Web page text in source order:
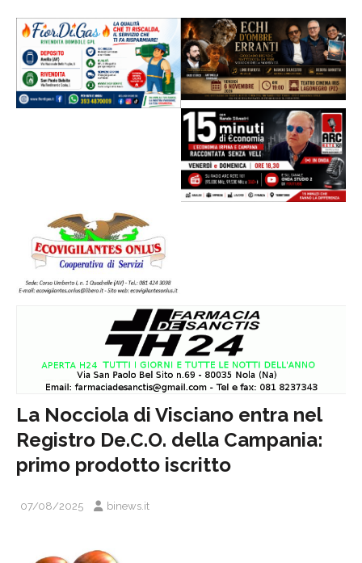
La Nocciola di Visciano entra nel
Registro De.C.O. della Campania:
primo prodotto iscritto
07/08/2025 binews.it